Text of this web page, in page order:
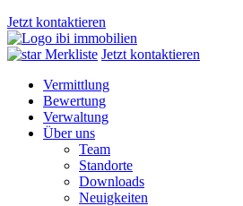
Jetzt kontaktieren
Merkliste Jetzt kontaktieren
Vermittlung
Bewertung
Verwaltung
Über uns
Team
Standorte
Downloads
Neuigkeiten